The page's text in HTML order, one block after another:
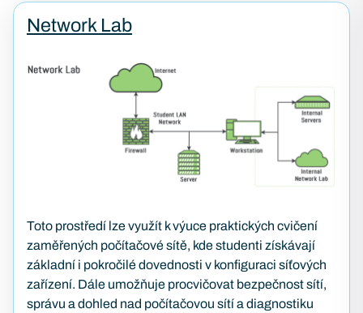
Network Lab
Toto prostředí lze využít k výuce praktických cvičení
zaměřených počítačové sítě, kde studenti získávají
základní i pokročilé dovednosti v konfiguraci síťových
zařízení. Dále umožňuje procvičovat bezpečnost sítí,
správu a dohled nad počítačovou sítí a diagnostiku